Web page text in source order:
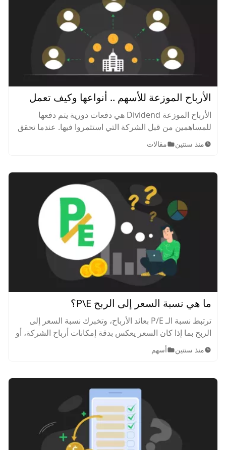
الأرباح الموزعة للأسهم .. أنواعها وكيف تعمل
الأرباح الموزعة Dividend هي دفعات دورية يتم دفعها
للمساهمين من قبل الشركة التي استثمروا فيها. عندما تحقق
الشركة إيرادات كافية لتغطية تكاليف التشغيل الأساسية
والمشاريع، يمكنها اختيار تقسيم الأموال الفائضة بين
منذ سنتين مقالات
ما هي نسبة السعر إلى الربح P\E؟
ترتبط نسبة الـ P/E بعائد الأرباح، وتخبرك نسبة السعر إلى
الربح بما إذا كان السعر يعكس بدقة إمكانات أرباح الشركة، أو
قيمتها بمرور الوقت.
منذ سنتين أسهم